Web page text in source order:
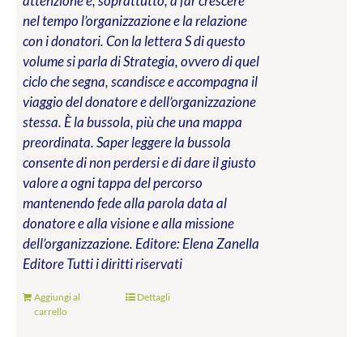
nel tempo l’organizzazione e la relazione
con i donatori. Con la lettera S di questo
volume si parla di Strategia, ovvero di quel
ciclo che segna, scandisce e accompagna il
viaggio del donatore e dell’organizzazione
stessa. È la bussola, più che una mappa
preordinata. Saper leggere la bussola
consente di non perdersi e di dare il giusto
valore a ogni tappa del percorso
mantenendo fede alla parola data al
donatore e alla visione e alla missione
dell’organizzazione. Editore: Elena Zanella
EditoreTutti i diritti riservati
Aggiungi al
carrello
Dettagli